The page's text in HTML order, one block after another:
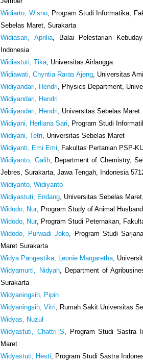
Widiarto, Wisnu, Program Studi Informatika,
Sebelas Maret, Surakarta
Widiasari, Aprilia, Balai Pelestarian
Indonesia
Widiastuti, Tika, Universitas Airlangga
Widiawati, Chyntia Raras Ajeng, Universitas
Widiyandari, Hendri, Physics Department,
Widiyandari, Hendri
Widiyandari, Hendri, Universitas Sebelas Maret
Widiyani, Herliana Sari, Program Studi
Widiyani, Tetri, Universitas Sebelas Maret
Widiyanti, Emi Emi, Fakultas Pertanian PSP-
Widiyanto, Galih, Department of Chemistry,
Jebres, Surakarta, Jawa Tengah, Indonesia
Widiyanto, Widiyanto
Widiyastuti, Endang, Universitas Sebelas
Widodo, Nur, Program Study of Animal
Widodo, Nur, Program Studi Peternakan,
Widodo, Purwadi Joko, Program Studi
Maret Surakarta
Widya Pangestika, Leonie Margaretha,
Widyamurti, Nidyah, Department of
Surakarta
Widyaningsih, Pipin
Widyaningsih, Vitri, Rumah Sakit Universitas
Widyas, Nuzul
Widyastuti, Chattri S, Program Studi Sastra
Maret
Widyastuti, Hesti, Program Studi Sastra